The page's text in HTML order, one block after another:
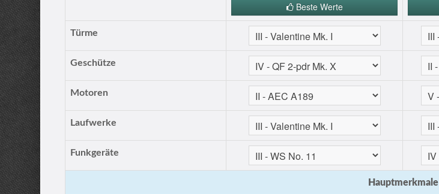
Beste Werte
Türme
Geschütze
Motoren
Laufwerke
Funkgeräte
Hauptmerkmale